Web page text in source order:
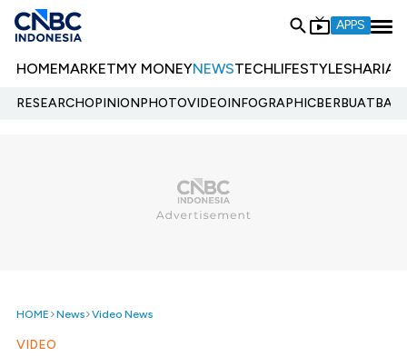
APPS
HOMEMARKETMY MONEYNEWSTECHLIFESTYLESHARIA
RESEARCHOPINIONPHOTOVIDEOINFOGRAPHIC
HOME News Video News
VIDEO